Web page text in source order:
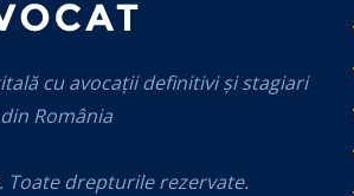
cu avocații definitivi și stagiari
România
. Toate drepturile rezervate.